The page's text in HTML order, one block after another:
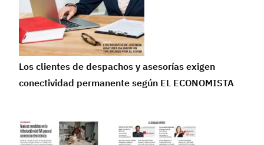
Los clientes de despachos y asesorías exigen
conectividad permanente según EL ECONOMISTA